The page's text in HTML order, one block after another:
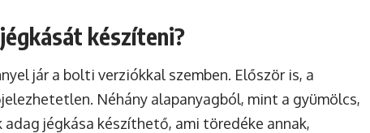
készíteni?
jár a bolti verziókkal szemben. Először is, a
Néhány alapanyagból, mint a gyümölcs,
adag jégkása készíthető, ami töredéke annak,